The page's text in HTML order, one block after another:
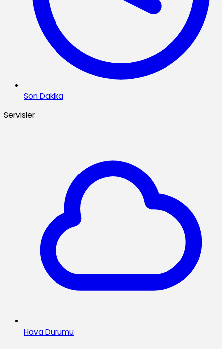
Son Dakika
Servisler
Hava Durumu